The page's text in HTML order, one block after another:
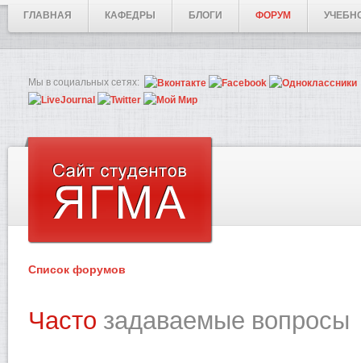
ГЛАВНАЯ КАФЕДРЫ БЛОГИ ФОРУМ
Мы в социальных сетях:
Список форумов
Часто задаваемые вопросы